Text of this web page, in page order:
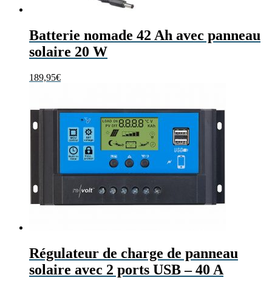
Batterie nomade 42 Ah avec panneau
solaire 20 W
189,95€
Régulateur de charge de panneau
solaire avec 2 ports USB – 40 A